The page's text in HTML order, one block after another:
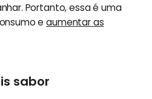
Portanto, essa é uma
eaumentar as
sabor